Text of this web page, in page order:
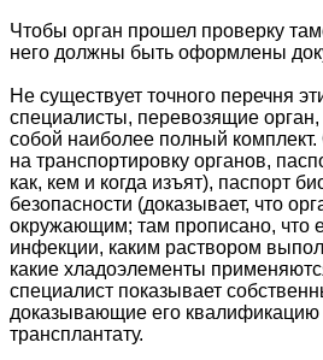
Чтобы орган прошел проверку
него должны быть оформлены
Не существует точного перечня
специалисты, перевозящие орган,
собой наиболее полный
на транспортировку органов,
как, кем и когда изъят), паспорт
безопасности (доказывает, что
окружающим; там прописано, что
инфекции, каким раствором
какие хладоэлементы
специалист показывает
доказывающие его квалификацию
трансплантату.